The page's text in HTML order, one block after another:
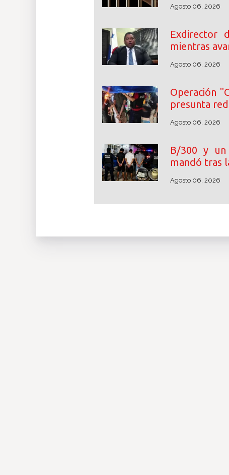
Agosto 06, 2026
Exdirector
mientras
Agosto 06, 2026
Operación
presunta
Agosto 06, 2026
B/300 y
mandó tras
Agosto 06, 2026